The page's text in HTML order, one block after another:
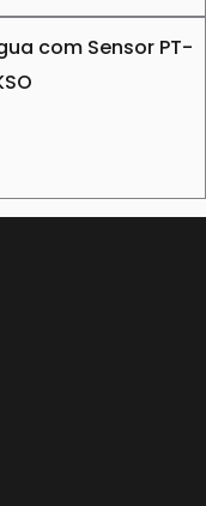
com Sensor PT-